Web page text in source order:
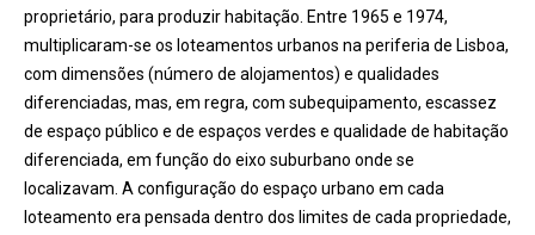
proprietário, para produzir habitação. Entre 1965 e 1974,
multiplicaram-se os loteamentos urbanos na periferia de Lisboa,
com dimensões (número de alojamentos) e qualidades
diferenciadas, mas, em regra, com subequipamento, escassez
de espaço público e de espaços verdes e qualidade de habitação
diferenciada, em função do eixo suburbano onde se
localizavam. A configuração do espaço urbano em cada
loteamento era pensada dentro dos limites de cada propriedade,